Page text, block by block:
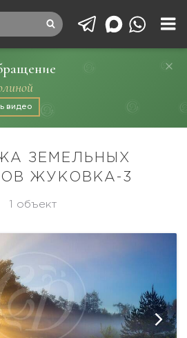
видео
ЗЕМЕЛЬНЫХ
ЖУКОВКА-3
1 объект